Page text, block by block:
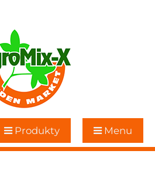
Produkty Menu